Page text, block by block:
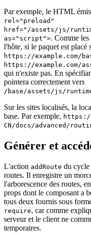
Par exemple, le HTML
rel="preload"
href="/assets/js/
as="script">. Comme
l'hôte, si le paquet est placé
https://example.com/
https://example.com/
qui n'existe pas. En
pointera correctement vers
/base/assets/js/
Sur les sites localisés, la
base. Par exemple,
CN/docs/advanced/
Générer et
L'action addRoute du cycle
routes. Il enregistre un
l'arborescence des routes,
props dont le composant a
tous deux fournis sous
require, car comme
serveur et le client ne
temporaires.